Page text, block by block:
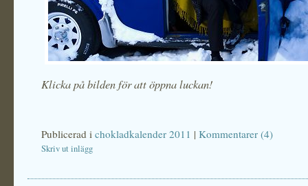
Klicka på bilden för att öppna luckan!
Publicerad i chokladkalender 2011 | Kommentarer (4)
Skriv ut inlägg